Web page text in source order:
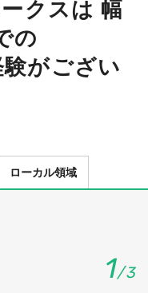
クスは 幅
の
がござい
ローカル領域
1/3